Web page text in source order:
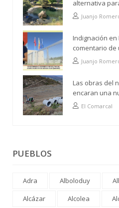
alternativa
altoJuanjo
Indignación en
comentario
alusión al
Juanjo
Las obras del
encaran una
El Comarcal
PUEBLOS
Adra Alboloduy
Alcázar
Alcolea